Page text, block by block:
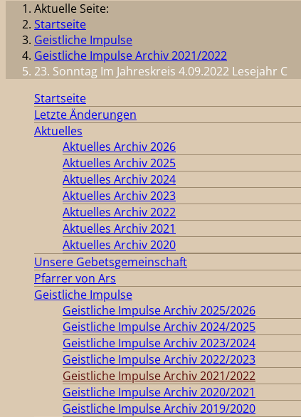
Aktuelle Seite:
Startseite
Geistliche Impulse
Geistliche Impulse Archiv 2021/2022
23. Sonntag Im Jahreskreis 4.09.2022 Lesejahr C
Startseite
Letzte Änderungen
Aktuelles
Aktuelles Archiv 2026
Aktuelles Archiv 2025
Aktuelles Archiv 2024
Aktuelles Archiv 2023
Aktuelles Archiv 2022
Aktuelles Archiv 2021
Aktuelles Archiv 2020
Unsere Gebetsgemeinschaft
Pfarrer von Ars
Geistliche Impulse
Geistliche Impulse Archiv 2025/2026
Geistliche Impulse Archiv 2024/2025
Geistliche Impulse Archiv 2023/2024
Geistliche Impulse Archiv 2022/2023
Geistliche Impulse Archiv 2021/2022
Geistliche Impulse Archiv 2020/2021
Geistliche Impulse Archiv 2019/2020